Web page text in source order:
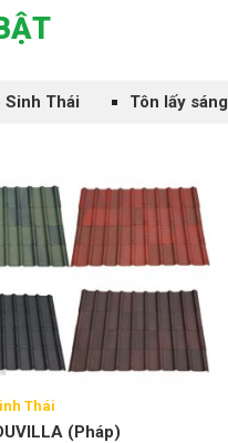
Sinh Thái Tôn lấy sáng
Thái
(Pháp)